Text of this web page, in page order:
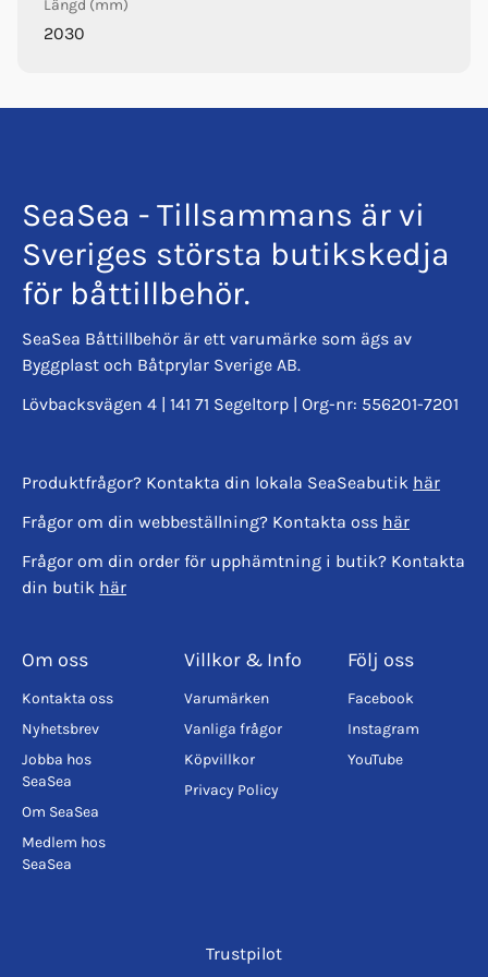
Ingår pump?
backventiler.
slangklämmor?
Ja, satsen levereras med monterade kopplingar och
rostfria slangklämmor.
Längd (mm)
2030
SeaSea - Tillsammans är vi
Sveriges största butikskedja
för båttillbehör.
SeaSea Båttillbehör är ett varumärke som ägs av
Byggplast och Båtprylar Sverige AB.
Lövbacksvägen 4 | 141 71 Segeltorp | Org-nr: 556201-7201
Produktfrågor? Kontakta din lokala SeaSeabutik här
Frågor om din webbeställning? Kontakta oss här
Frågor om din order för upphämtning i butik? Kontakta
din butik här
Om oss
Kontakta oss
Nyhetsbrev
Jobba hos
SeaSea
Om SeaSea
Medlem hos
SeaSea
Villkor & Info
Varumärken
Vanliga frågor
Köpvillkor
Privacy Policy
Följ oss
Facebook
Instagram
YouTube
Trustpilot